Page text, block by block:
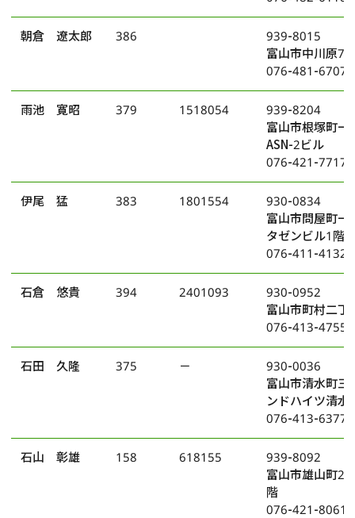
朝倉 遼太郎 386
939-8015
富山市中川原
076-481-6707
雨池 寛昭 379 1518054
939-8204
富山市根塚町
ASN-2ビル
076-421-7717
伊尾 猛 383 1801554
930-0834
富山市問屋町
タゼンビル1階
076-411-4132
石倉 悠貴 394 2401093
930-0952
富山市町村二
076-413-4755
石田 久隆 375 －
930-0036
富山市清水町
ンドハイツ清水
076-413-6377
石山 彰雄 158 618155
939-8092
富山市雄山町2
階
076-421-8061